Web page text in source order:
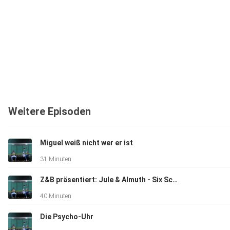
Weitere Episoden
Miguel weiß nicht wer er ist
31 Minuten
Z&B präsentiert: Jule & Almuth - Six Schizophrenic Brothers
40 Minuten
Die Psycho-Uhr